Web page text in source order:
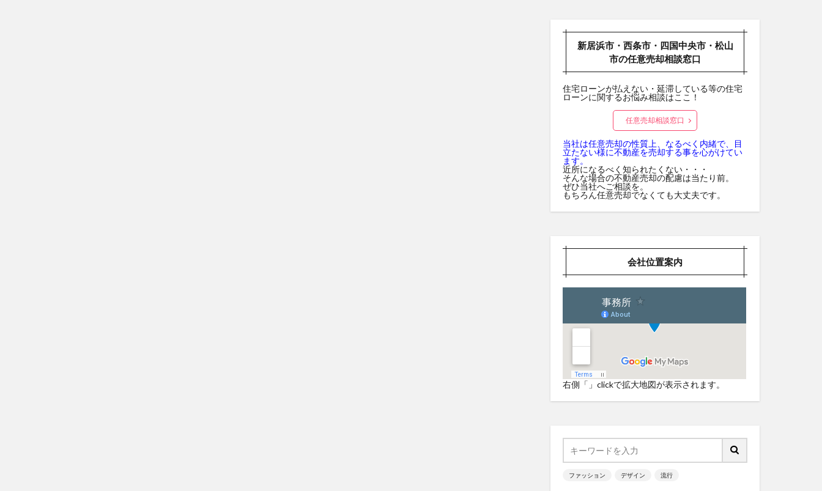
新居浜市・西条市・四国中央市・松山
市の任意売却相談窓口
住宅ローンが払えない・延滞している等の住宅
ローンに関するお悩み相談はここ！
任意売却相談窓口
当社は任意売却の性質上、なるべく内緒で、目
立たない様に不動産を売却する事を心がけてい
ます。
近所になるべく知られたくない・・・
そんな場合の不動産売却の配慮は当たり前。
ぜひ当社へご相談を。
もちろん任意売却でなくても大丈夫です。
会社位置案内
右側「」clickで拡大地図が表示されます。
ファッション デザイン 流行